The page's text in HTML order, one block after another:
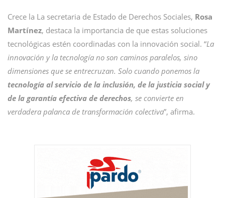
Crece la La secretaria de Estado de Derechos Sociales, Rosa
Martínez, destaca la importancia de que estas soluciones
tecnológicas estén coordinadas con la innovación social. “La
innovación y la tecnología no son caminos paralelos, sino
dimensiones que se entrecruzan. Solo cuando ponemos la
tecnología al servicio de la inclusión, de la justicia social y
de la garantía efectiva de derechos, se convierte en
verdadera palanca de transformación colectiva”, afirma.